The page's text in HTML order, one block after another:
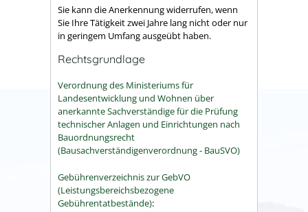
Sie kann die Anerkennung widerrufen, wenn
Sie Ihre Tätigkeit zwei Jahre lang nicht oder nur
in geringem Umfang ausgeübt haben.
Rechtsgrundlage
Verordnung des Ministeriums für
Landesentwicklung und Wohnen über
anerkannte Sachverständige für die Prüfung
technischer Anlagen und Einrichtungen nach
Bauordnungsrecht
(Bausachverständigenverordnung - BauSVO)
Gebührenverzeichnis zur GebVO
(Leistungsbereichsbezogene
Gebührentatbestände):